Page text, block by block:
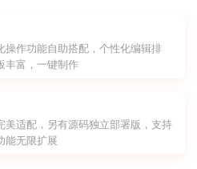
操作功能自助搭配，个性化编辑排
丰富，一键制作
美适配，另有源码独立部署版，支持
能无限扩展